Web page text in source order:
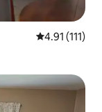
Calificación
4.91 (111)